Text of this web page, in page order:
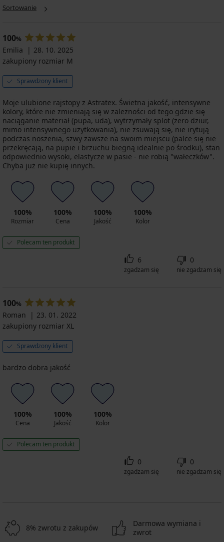
100
61,99
zł
promocja
2+1
Blues
70
59,99
zł
promocja
2+1
GRATIS
DEN
50,99
zł
21,59
35,99
zł
20
DEN
zł
promocja
2+1
GRATIS
Rajstopy
Margaret
50
DEN
52,49
74,99
Rajstopy
Micro
50
25,79
42,99
Rajstopy
DEN
17,49
zł
24,99
zł
Sortowanie
100%
Emilia
28. 10. 2025
zakupiony rozmiar M
Sprawdzony klient
Moje ulubione rajstopy z Astratex. Świetna jakość, intensywne
kolory, które nie zmieniają się w zależności od tego gdzie się
naciąganie materiał (pupa, uda), wytrzymały splot (zero dziur,
mimo intensywnego użytkowania), nie zsuwają się, nie irytują
podczas noszenia, szwy zawsze na swoim miejscu (palce się nie
przekręcają, na pupie i brzuchu biegną idealnie po środku), stan
odpowiednio wysoki, elastycze w pasie - nie robią "wałeczków".
Chyba już nie kupię innych.
100%
Rozmiar
100%
Cena
100%
Jakość
100%
Kolor
Polecam ten produkt
6
zgadzam się
0
nie zgadzam się
100%
Roman
23. 01. 2022
zakupiony rozmiar XL
Sprawdzony klient
bardzo dobra jakość
100%
Cena
100%
Jakość
100%
Kolor
Polecam ten produkt
0
zgadzam się
0
nie zgadzam się
8% zwrotu z zakupów
Darmowa wymiana i
zwrot